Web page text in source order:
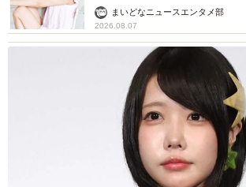
まいどなニュースエンタメ部
2026.08.07